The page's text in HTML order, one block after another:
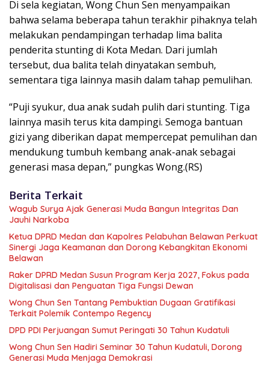
Di sela kegiatan, Wong Chun Sen menyampaikan
bahwa selama beberapa tahun terakhir pihaknya telah
melakukan pendampingan terhadap lima balita
penderita stunting di Kota Medan. Dari jumlah
tersebut, dua balita telah dinyatakan sembuh,
sementara tiga lainnya masih dalam tahap pemulihan.
“Puji syukur, dua anak sudah pulih dari stunting. Tiga
lainnya masih terus kita dampingi. Semoga bantuan
gizi yang diberikan dapat mempercepat pemulihan dan
mendukung tumbuh kembang anak-anak sebagai
generasi masa depan,” pungkas Wong.(RS)
Berita Terkait
Wagub Surya Ajak Generasi Muda Bangun Integritas Dan
Jauhi Narkoba
Ketua DPRD Medan dan Kapolres Pelabuhan Belawan Perkuat
Sinergi Jaga Keamanan dan Dorong Kebangkitan Ekonomi
Belawan
Raker DPRD Medan Susun Program Kerja 2027, Fokus pada
Digitalisasi dan Penguatan Tiga Fungsi Dewan
Wong Chun Sen Tantang Pembuktian Dugaan Gratifikasi
Terkait Polemik Contempo Regency
DPD PDI Perjuangan Sumut Peringati 30 Tahun Kudatuli
Wong Chun Sen Hadiri Seminar 30 Tahun Kudatuli, Dorong
Generasi Muda Menjaga Demokrasi